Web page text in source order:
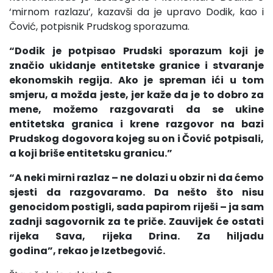
‘mirnom razlazu’, kazavši da je upravo Dodik, kao i
Čović, potpisnik Prudskog sporazuma.
“Dodik je potpisao Prudski sporazum koji je
značio ukidanje entitetske granice i stvaranje
ekonomskih regija. Ako je spreman ići u tom
smjeru, a možda jeste, jer kaže da je to dobro za
mene, možemo razgovarati da se ukine
entitetska granica i krene razgovor na bazi
Prudskog dogovora kojeg su on i Čović potpisali,
a koji briše entitetsku granicu.”
“A neki mirni razlaz – ne dolazi u obzir ni da ćemo
sjesti da razgovaramo. Da nešto što nisu
genocidom postigli, sada papirom riješi – ja sam
zadnji sagovornik za te priče. Zauvijek će ostati
rijeka Sava, rijeka Drina. Za hiljadu
godina”, rekao je Izetbegović.